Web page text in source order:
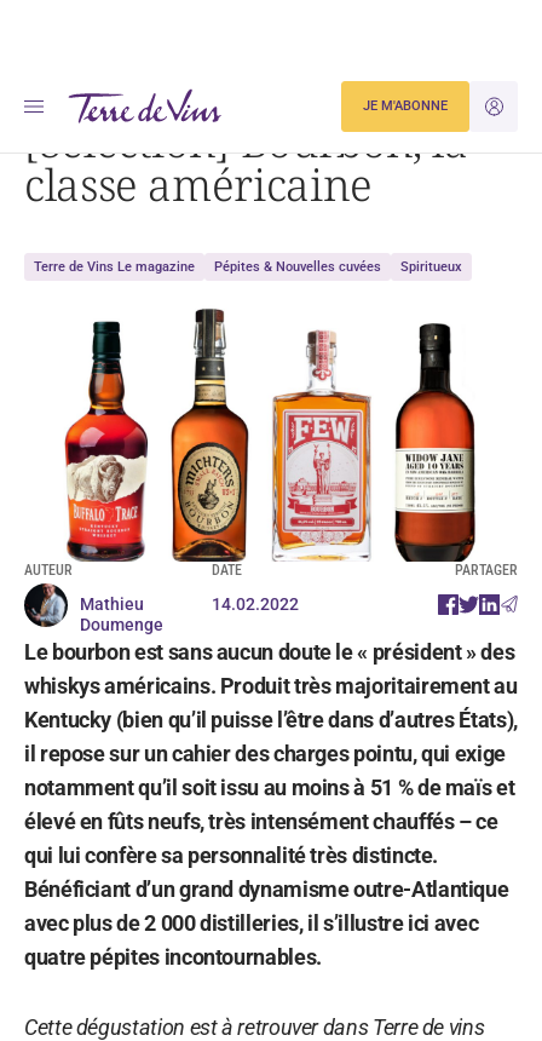
JE
JE M'ABONNE
Accueil Dégustation [Sélection] Bourbon, la classe américaine
[Sélection] Bourbon, la
classe américaine
Terre de Vins Le magazine Pépites & Nouvelles cuvées Spiritueux
AUTEUR
Mathieu
Doumenge
DATE
14.02.2022
PARTAGER
Le bourbon est sans aucun doute le « président » des
whiskys américains. Produit très majoritairement au
Kentucky (bien qu’il puisse l’être dans d’autres États),
il repose sur un cahier des charges pointu, qui exige
notamment qu’il soit issu au moins à 51 % de maïs et
élevé en fûts neufs, très intensément chauffés – ce
qui lui confère sa personnalité très distincte.
Bénéficiant d’un grand dynamisme outre-Atlantique
avec plus de 2 000 distilleries, il s’illustre ici avec
quatre pépites incontournables.
Cette dégustation est à retrouver dans Terre de vins